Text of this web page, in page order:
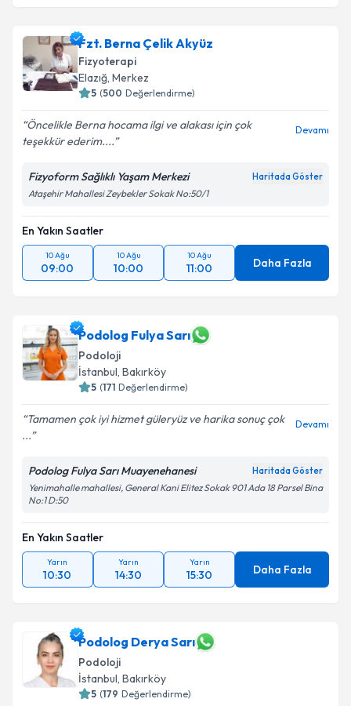
Fzt. Berna Çelik Akyüz
Fizyoterapi
Elazığ, Merkez
5 (500 Değerlendirme)
Öncelikle Berna hocama ilgi ve alakası için çok
teşekkür ederim....
Devamı
Fizyoform Sağlıklı Yaşam Merkezi Haritada Göster
Ataşehir Mahallesi Zeybekler Sokak No:50/1
En Yakın Saatler
10 Ağu
09:00
10 Ağu
10:00
10 Ağu
11:00 Daha Fazla
Podolog Fulya Sarı
Podoloji
İstanbul, Bakırköy
5 (171 Değerlendirme)
Tamamen çok iyi hizmet güleryüz ve harika sonuç çok
...
Devamı
Podolog Fulya Sarı Muayenehanesi Haritada Göster
Yenimahalle mahallesi, General Kani Elitez Sokak 901 Ada 18 Parsel Bina
No:1 D:50
En Yakın Saatler
Yarın
10:30
Yarın
14:30
Yarın
15:30 Daha Fazla
Podolog Derya Sarı
Podoloji
İstanbul, Bakırköy
5 (179 Değerlendirme)